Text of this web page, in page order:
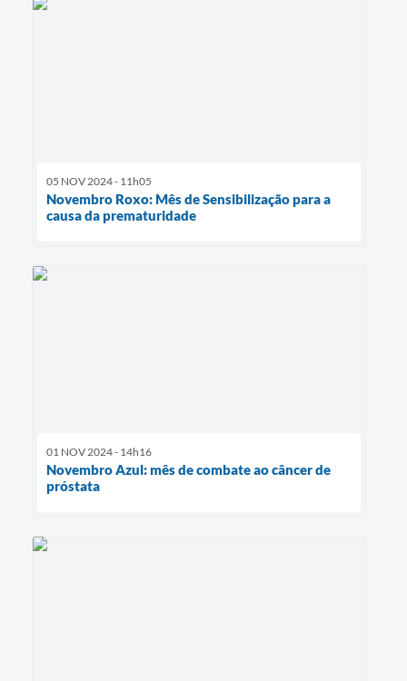
05 NOV 2024 - 11h05
Novembro Roxo: Mês de Sensibilização para a
causa da prematuridade
01 NOV 2024 - 14h16
Novembro Azul: mês de combate ao câncer de
próstata